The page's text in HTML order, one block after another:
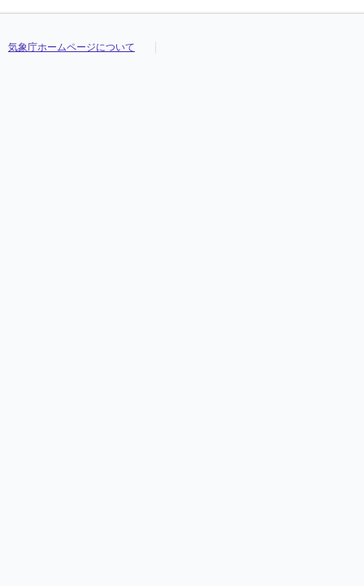
気象庁ホームページについて